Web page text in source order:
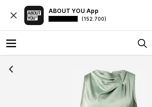
ABOUT YOU App
(152.700)